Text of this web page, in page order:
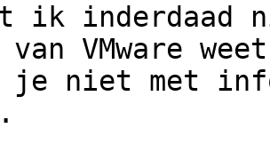
ik inderdaad
VMware weet
je niet met